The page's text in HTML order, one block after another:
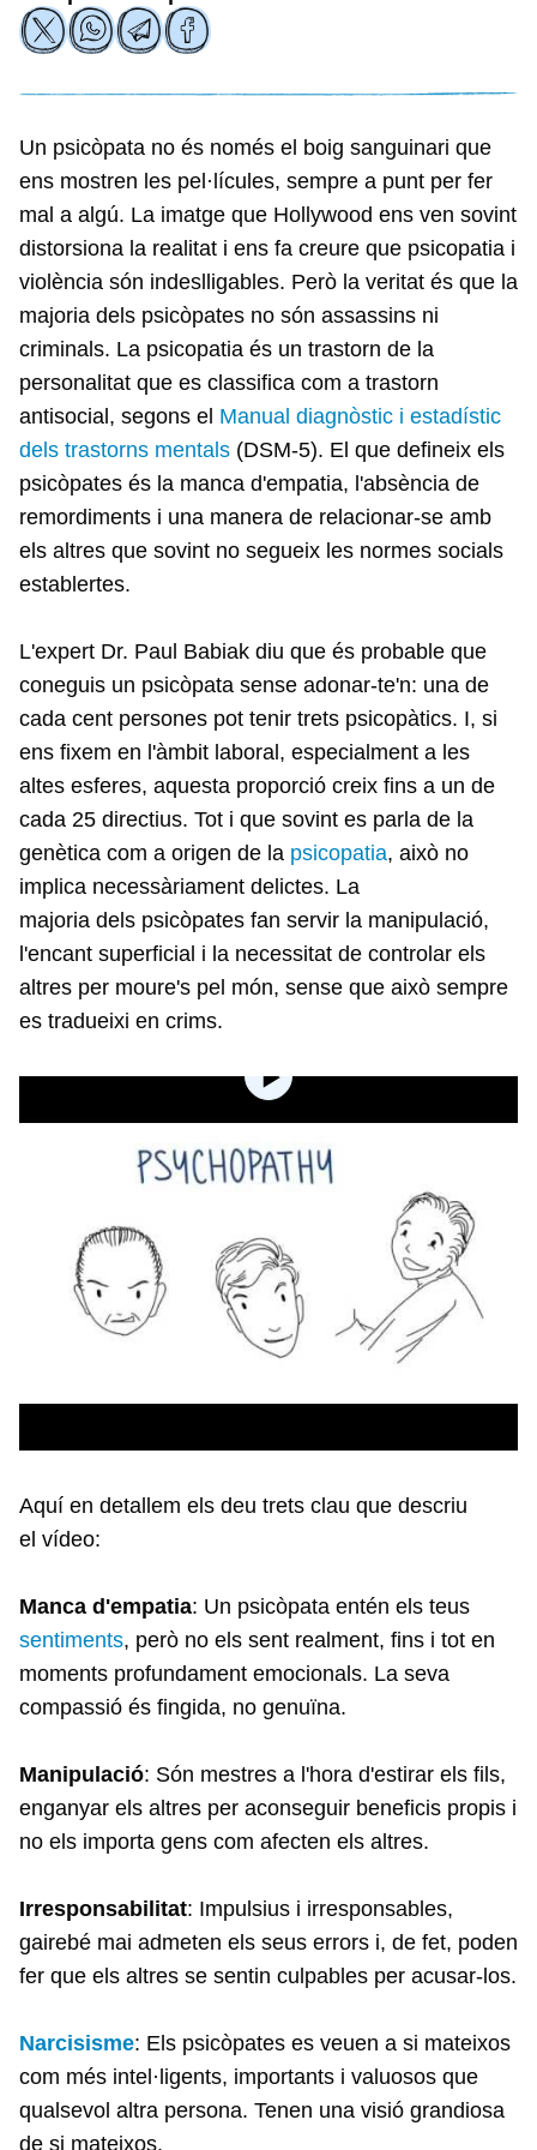
Un psicòpata no és només el boig sanguinari que
ens mostren les pel·lícules, sempre a punt per fer
mal a algú. La imatge que Hollywood ens ven sovint
distorsiona la realitat i ens fa creure que psicopatia i
violència són indeslligables. Però la veritat és que la
majoria dels psicòpates no són assassins ni
criminals. La psicopatia és un trastorn de la
personalitat que es classifica com a trastorn
antisocial, segons el Manual diagnòstic i estadístic
dels trastorns mentals (DSM-5). El que defineix els
psicòpates és la manca d'empatia, l'absència de
remordiments i una manera de relacionar-se amb
els altres que sovint no segueix les normes socials
establertes.
L'expert Dr. Paul Babiak diu que és probable que
coneguis un psicòpata sense adonar-te'n: una de
cada cent persones pot tenir trets psicopàtics. I, si
ens fixem en l'àmbit laboral, especialment a les
altes esferes, aquesta proporció creix fins a un de
cada 25 directius. Tot i que sovint es parla de la
genètica com a origen de la psicopatia, això no
implica necessàriament delictes. La
majoria dels psicòpates fan servir la manipulació,
l'encant superficial i la necessitat de controlar els
altres per moure's pel món, sense que això sempre
es tradueixi en crims.
Aquí en detallem els deu trets clau que descriu
el vídeo:
Manca d'empatia: Un psicòpata entén els teus
sentiments, però no els sent realment, fins i tot en
moments profundament emocionals. La seva
compassió és fingida, no genuïna.
Manipulació: Són mestres a l'hora d'estirar els fils,
enganyar els altres per aconseguir beneficis propis i
no els importa gens com afecten els altres.
Irresponsabilitat: Impulsius i irresponsables,
gairebé mai admeten els seus errors i, de fet, poden
fer que els altres se sentin culpables per acusar-los.
Narcisisme: Els psicòpates es veuen a si mateixos
com més intel·ligents, importants i valuosos que
qualsevol altra persona. Tenen una visió grandiosa
de si mateixos.